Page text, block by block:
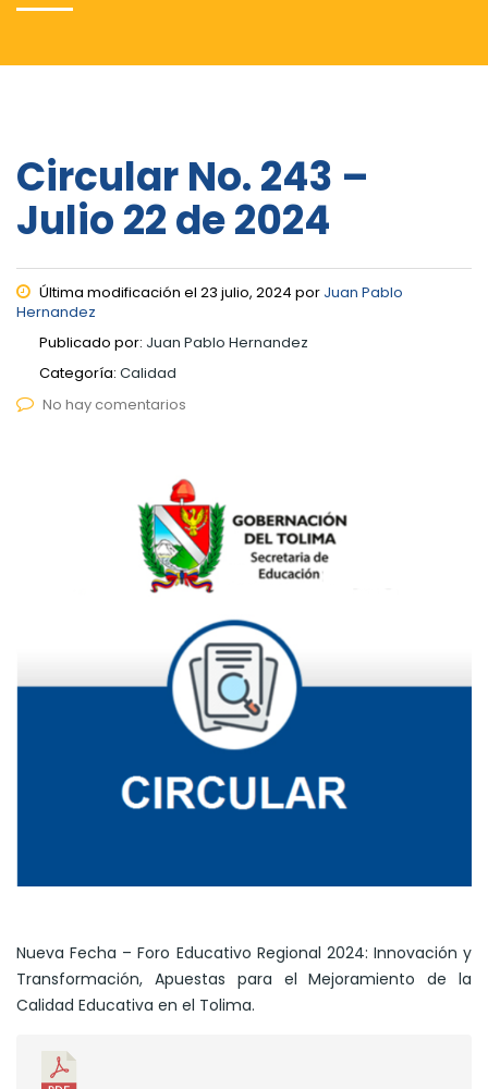
Circular No. 243 –
Julio 22 de 2024
Última modificación el 23 julio, 2024 por Juan Pablo
Hernandez
Publicado por: Juan Pablo Hernandez
Categoría: Calidad
No hay comentarios
Nueva Fecha – Foro Educativo Regional 2024: Innovación y
Transformación, Apuestas para el Mejoramiento de la
Calidad Educativa en el Tolima.